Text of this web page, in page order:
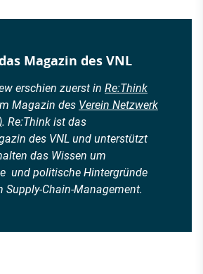
Magazin des VNL
erschien zuerst in Re:Think
Magazin des Verein Netzwerk
. Re:Think ist das
des VNL und unterstützt
das Wissen um
und politische Hintergründe
Supply-Chain-Management.